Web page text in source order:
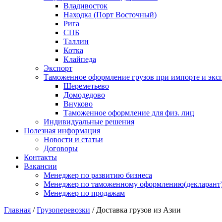
Владивосток
Находка (Порт Восточный)
Рига
СПБ
Таллин
Котка
Клайпеда
Экспорт
Таможенное оформление грузов при импорте и
Шереметьево
Домодедово
Внуково
Таможенное оформление для физ. лиц
Индивидуальные решения
Полезная информация
Новости и статьи
Договоры
Контакты
Вакансии
Менеджер по развитию бизнеса
Менеджер по таможенному
Менеджер по продажам
Главная /Грузоперевозки / Доставка грузов из Азии